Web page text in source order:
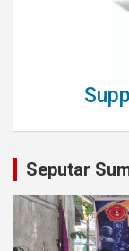
Seputar